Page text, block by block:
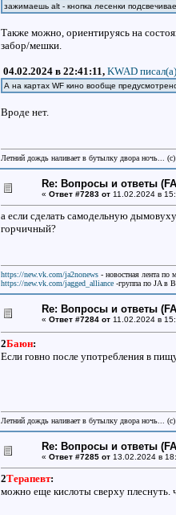
зажимаешь alt - кнопка лесенки
Также можно, ориентируясь на
забор/мешки.
04.02.2024 в 22:41:11, KWAD писал(a)
А на картах WF кино вообще
Вроде нет.
Летний дождь наливает в бутылку двора ночь...
Re: Вопросы и ответы
« Ответ #7283 от11.02.2024 в
а если сделать самодельную
горчичный?
https://new.vk.com/ja2nonews- новостная лента по
https://new.vk.com/jagged_alliance-группа по JA в
Re: Вопросы и ответы
« Ответ #7284 от11.02.2024 в
2Баюн:
Если говно после употребления в
Летний дождь наливает в бутылку двора ночь...
Re: Вопросы и ответы
« Ответ #7285 от13.02.2024 в
2Терапевт:
можно еще кислоты сверху плеснуть.